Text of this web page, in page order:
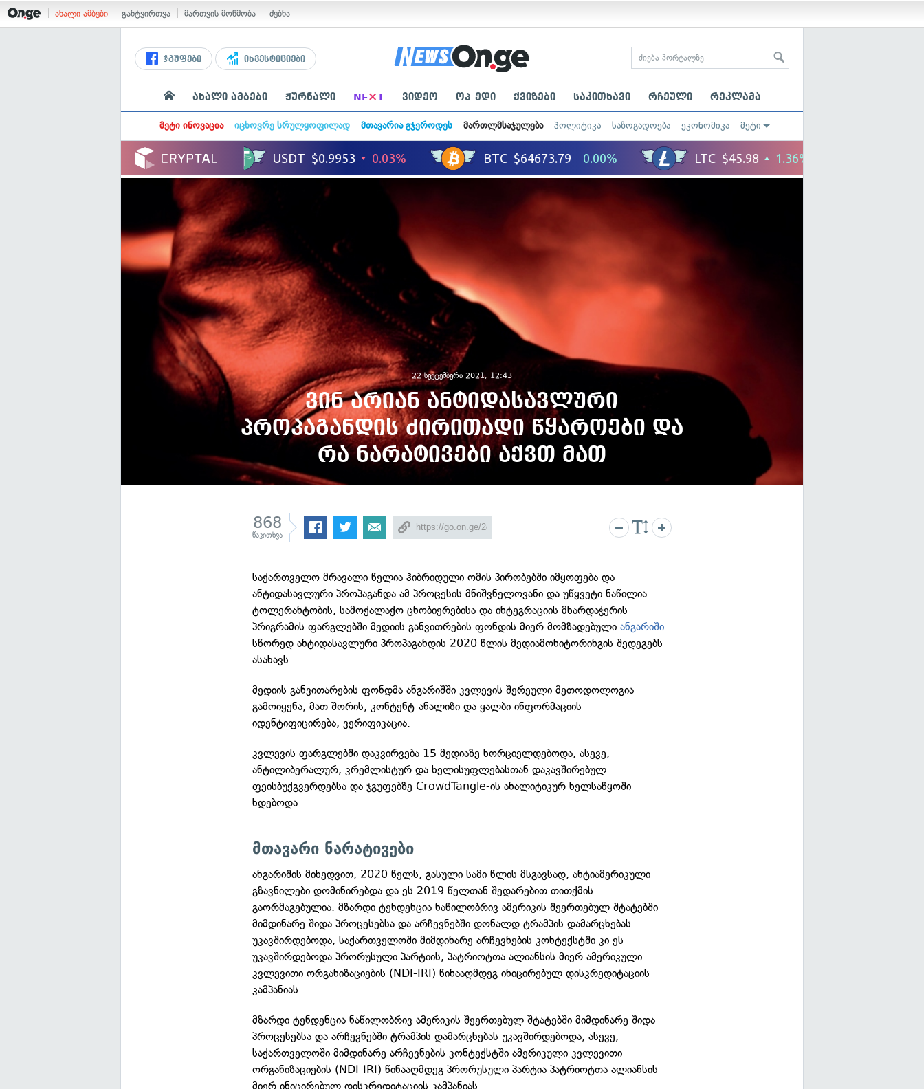
ახალი ამბები განტვირთვა მართვის მოწმობა ძებნა
ჯგუფები ინვესტიციები
ახალი ამბები ჟურნალი NE×T ვიდეო ოპ-ედი ქვიზები საკითხავი რჩეული რეკლამა
მეტი ინოვაცია იცხოვრე სრულყოფილად მთავარია გჯეროდეს მართლმსაჯულება პოლიტიკა საზოგადოება ეკონომიკა მეტი
22 სექტემბერი 2021, 12:43
ვინ არიან ანტიდასავლური
პროპაგანდის ძირითადი წყაროები და
რა ნარატივები აქვთ მათ
868
წაკითხვა
საქართველო მრავალი წელია ჰიბრიდული ომის პირობებში იმყოფება და
ანტიდასავლური პროპაგანდა ამ პროცესის მნიშვნელოვანი და უწყვეტი ნაწილია.
ტოლერანტობის, სამოქალაქო ცნობიერებისა და ინტეგრაციის მხარდაჭერის
პრიგრამის ფარგლებში მედიის განვითრების ფონდის მიერ მომზადებულიანგარიში
სწორედ ანტიდასავლური პროპაგანდის 2020 წლის მედიამონიტორინგის შედეგებს
ასახავს.
მედიის განვითარების ფონდმა ანგარიშში კვლევის შერეული მეთოდოლოგია
გამოიყენა, მათ შორის, კონტენტ-ანალიზი და ყალბი ინფორმაციის
იდენტიფიცირება, ვერიფიკაცია.
კვლევის ფარგლებში დაკვირვება 15 მედიაზე ხორციელდებოდა, ასევე,
ანტილიბერალურ, კრემლისტურ და ხელისუფლებასთან დაკავშირებულ
ფეისბუქგვერდებსა და ჯგუფებზე CrowdTangle-ის ანალიტიკურ ხელსაწყოში
ხდებოდა.
მთავარი ნარატივები
ანგარიშის მიხედვით, 2020 წელს, გასული სამი წლის მსგავსად, ანტიამერიკული
გზავნილები დომინირებდა და ეს 2019 წელთან შედარებით თითქმის
გაორმაგებულია. მზარდი ტენდენცია ნაწილობრივ ამერიკის შეერთებულ შტატებში
მიმდინარე შიდა პროცესებსა და არჩევნებში დონალდ ტრამპის დამარცხებას
უკავშირდებოდა, საქართველოში მიმდინარე არჩევნების კონტექსტში კი ეს
უკავშირდებოდა პრორუსული პარტიის, პატრიოტთა ალიანსის მიერ ამერიკული
კვლევითი ორგანიზაციების (NDI-IRI) წინააღმდეგ ინიცირებულ დისკრედიტაციის
კამპანიას.
მზარდი ტენდენცია ნაწილობრივ ამერიკის შეერთებულ შტატებში მიმდინარე შიდა
პროცესებსა და არჩევნებში ტრამპის დამარცხებას უკავშირდებოდა, ასევე,
საქართველოში მიმდინარე არჩევნების კონტექსტში ამერიკული კვლევითი
ორგანიზაციების (NDI-IRI) წინააღმდეგ პრორუსული პარტია პატრიოტთა ალიანსის
მიერ ინიცირებულ დისკრედიტაციის კამპანიას